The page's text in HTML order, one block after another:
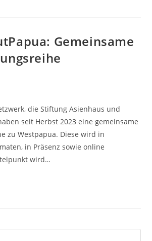
Gemeinsame
die Stiftung Asienhaus und
seit Herbst 2023 eine gemeinsame
zu Westpapua. Diese wird in
in Präsenz sowie online
wird…